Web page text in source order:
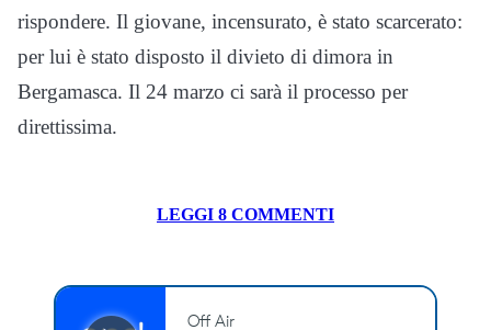
rispondere. Il giovane, incensurato, è stato scarcerato:
per lui è stato disposto il divieto di dimora in
Bergamasca. Il 24 marzo ci sarà il processo per
direttissima.
LEGGI 8 COMMENTI